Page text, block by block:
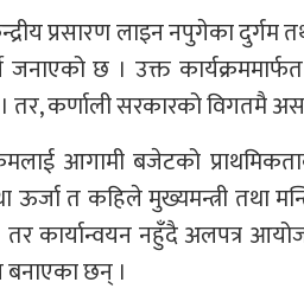
प्रसारण लाइन नपुगेका दुर्गम
जनाएको छ । उक्त
कर्णाली सरकारको विगतमै
आगामी बजेटको
ऊर्जा त कहिले मुख्यमन्त्री तथा
कार्यान्वयन नहुँदै अलपत्र
छन् ।